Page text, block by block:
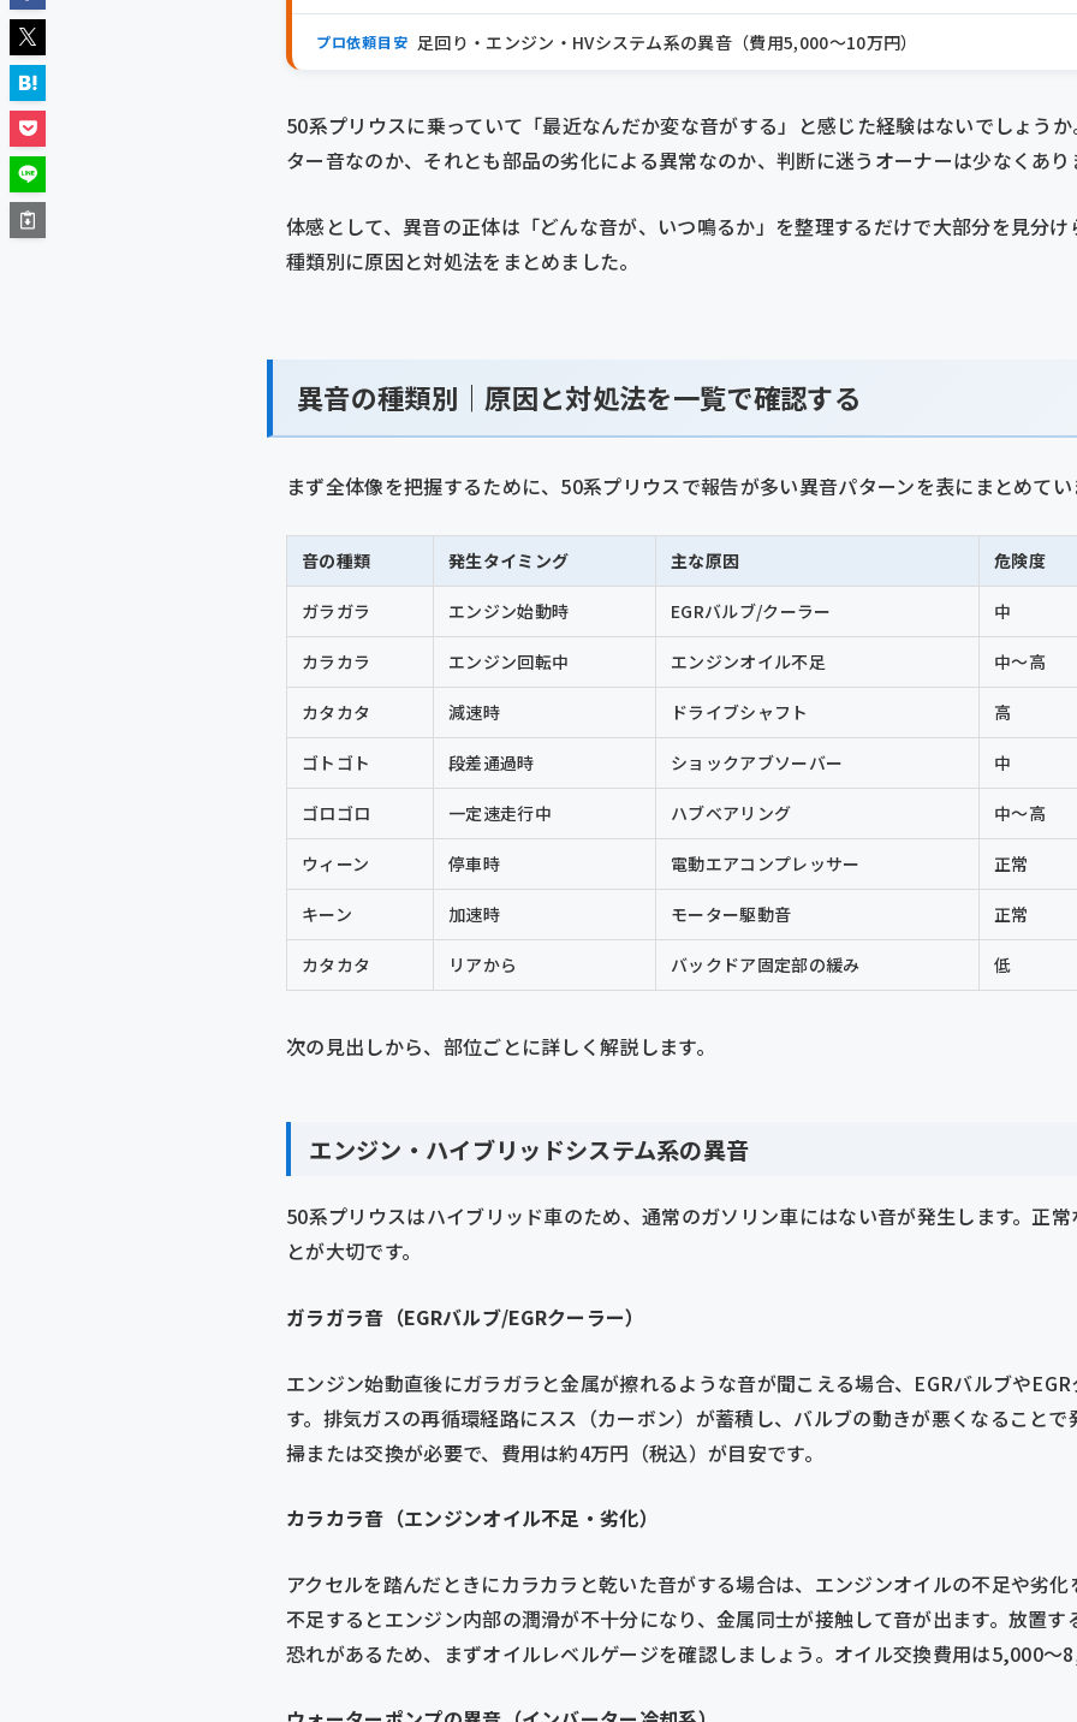
プロ依頼目安 足回り・エンジン・HVシステム系の異音（費用5,000〜10万円）
50系プリウスに乗っていて「最近なんだか変な音がする」と感じた経験はないでしょう
ター音なのか、それとも部品の劣化による異常なのか、判断に迷うオーナーは少なくあ
体感として、異音の正体は「どんな音が、いつ鳴るか」を整理するだけで大部分を見分
種類別に原因と対処法をまとめました。
異音の種類別｜原因と対処法を一覧で確認する
まず全体像を把握するために、50系プリウスで報告が多い異音パターンを表にまとめてい
音の種類 発生タイミング 主な原因 危険度
ガラガラ エンジン始動時 EGRバルブ/クーラー 中
カラカラ エンジン回転中 エンジンオイル不足 中〜高
カタカタ 減速時 ドライブシャフト 高
ゴトゴト 段差通過時 ショックアブソーバー 中
ゴロゴロ 一定速走行中 ハブベアリング 中〜高
ウィーン 停車時 電動エアコンプレッサー 正常
キーン 加速時 モーター駆動音 正常
カタカタ リアから バックドア固定部の緩み 低
次の見出しから、部位ごとに詳しく解説します。
エンジン・ハイブリッドシステム系の異音
50系プリウスはハイブリッド車のため、通常のガソリン車にはない音が発生します。正
とが大切です。
ガラガラ音（EGRバルブ/EGRクーラー）
エンジン始動直後にガラガラと金属が擦れるような音が聞こえる場合、EGRバルブや
す。排気ガスの再循環経路にスス（カーボン）が蓄積し、バルブの動きが悪くなること
掃または交換が必要で、費用は約4万円（税込）が目安です。
カラカラ音（エンジンオイル不足・劣化）
アクセルを踏んだときにカラカラと乾いた音がする場合は、エンジンオイルの不足や劣
不足するとエンジン内部の潤滑が不十分になり、金属同士が接触して音が出ます。放置
恐れがあるため、まずオイルレベルゲージを確認しましょう。オイル交換費用は5,000〜